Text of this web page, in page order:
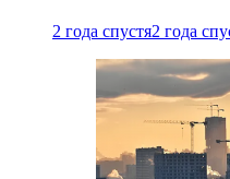
2 года спустя2 года